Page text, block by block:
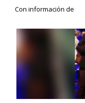
Con información de